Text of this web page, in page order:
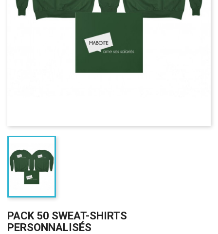
PACK 50 SWEAT-SHIRTS
PERSONNALISÉS